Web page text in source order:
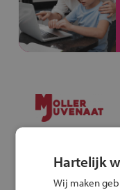
Hartelijk
Wij maken